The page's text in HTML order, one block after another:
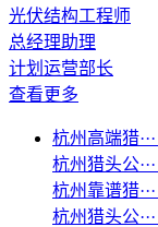
光伏结构工程师
总经理助理
计划运营部长
查看更多
杭州高端猎···
杭州猎头公···
杭州靠谱猎···
杭州猎头公···